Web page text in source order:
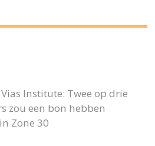
Institute: Twee op drie
zou een bon hebben
Zone 30